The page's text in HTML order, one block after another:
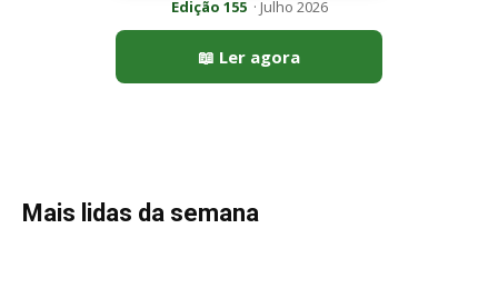
Peixe-lua emerge horizontalmente na superfície oceânica para
permitir que aves marinhas removam ectoparasitas